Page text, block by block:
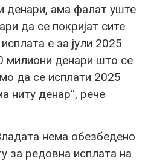
денари, ама фалат уште
да се покријат сите
е за јули 2025
милиони денари што се
да се исплати 2025
ниту денар“, рече
нема обезбедено
за редовна исплата на